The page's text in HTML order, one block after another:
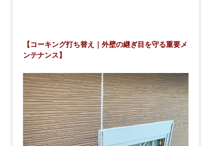
【コーキング打ち替え｜外壁の継ぎ目を守る重要メ
ンテナンス】